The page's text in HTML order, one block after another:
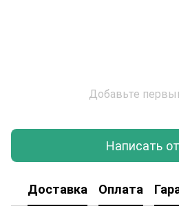
Добавьте
Написать
Доставка Оплата